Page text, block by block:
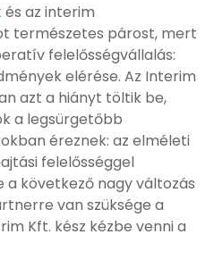
és az interim
természetes párost, mert
felelősségvállalás:
elérése. Az Interim
azt a hiányt töltik be,
a legsürgetőbb
éreznek: az elméleti
felelősséggel
a következő nagy változás
van szüksége a
Kft. kész kézbe venni a